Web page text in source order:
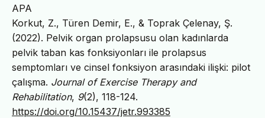
APA
Korkut, Z., Türen Demir, E., & Toprak Çelenay, Ş.
(2022). Pelvik organ prolapsusu olan kadınlarda
pelvik taban kas fonksiyonları ile prolapsus
semptomları ve cinsel fonksiyon arasındaki ilişki: pilot
çalışma. Journal of Exercise Therapy and
Rehabilitation, 9(2), 118-124.
https://doi.org/10.15437/jetr.993385